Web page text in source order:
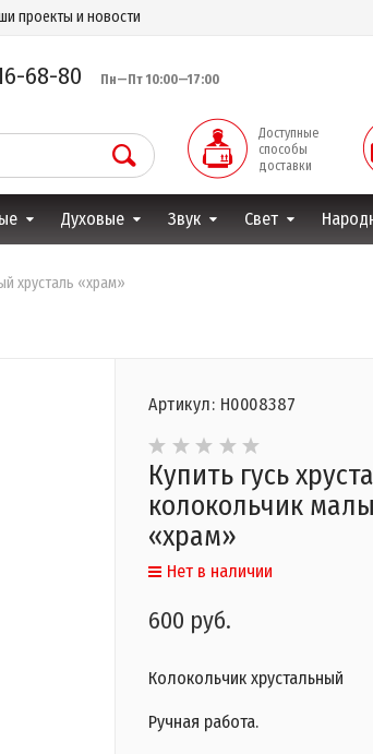
проекты и новости
68-80 Пн—Пт 10:00—17:00
Доступные
способы
доставки
Духовые Звук Свет
хрусталь «храм»
Артикул: Н0008387
Купить гусь
колокольчик
«храм»
Нет в наличии
600 руб.
Колокольчик хрустальный
Ручная работа.